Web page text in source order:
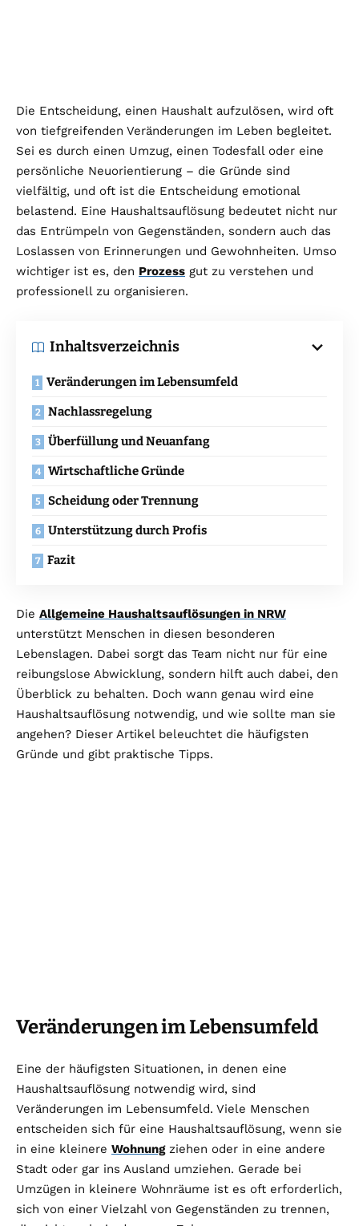
Die Entscheidung, einen Haushalt aufzulösen, wird oft
von tiefgreifenden Veränderungen im Leben begleitet.
Sei es durch einen Umzug, einen Todesfall oder eine
persönliche Neuorientierung – die Gründe sind
vielfältig, und oft ist die Entscheidung emotional
belastend. Eine Haushaltsauflösung bedeutet nicht nur
das Entrümpeln von Gegenständen, sondern auch das
Loslassen von Erinnerungen und Gewohnheiten. Umso
wichtiger ist es, den Prozess gut zu verstehen und
professionell zu organisieren.
Inhaltsverzeichnis
Veränderungen im Lebensumfeld
Nachlassregelung
Überfüllung und Neuanfang
Wirtschaftliche Gründe
Scheidung oder Trennung
Unterstützung durch Profis
Fazit
Die Allgemeine Haushaltsauflösungen in NRW
unterstützt Menschen in diesen besonderen
Lebenslagen. Dabei sorgt das Team nicht nur für eine
reibungslose Abwicklung, sondern hilft auch dabei, den
Überblick zu behalten. Doch wann genau wird eine
Haushaltsauflösung notwendig, und wie sollte man sie
angehen? Dieser Artikel beleuchtet die häufigsten
Gründe und gibt praktische Tipps.
Veränderungen im Lebensumfeld
Eine der häufigsten Situationen, in denen eine
Haushaltsauflösung notwendig wird, sind
Veränderungen im Lebensumfeld. Viele Menschen
entscheiden sich für eine Haushaltsauflösung, wenn sie
in eine kleinere Wohnungziehen oder in eine andere
Stadt oder gar ins Ausland umziehen. Gerade bei
Umzügen in kleinere Wohnräume ist es oft erforderlich,
sich von einer Vielzahl von Gegenständen zu trennen,